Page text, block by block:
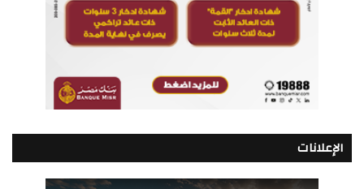
الإعلانات